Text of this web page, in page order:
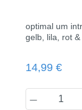
optimal um
gelb, lila, rot
Regulärer
14,99 €
Produkt